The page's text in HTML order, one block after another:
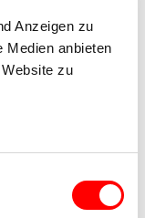
Anzeigen zu
Medien anbieten
zu